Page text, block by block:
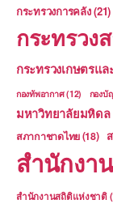
กระทรวงการคลัง(21)
กระทรวง
กระทรวงเกษตรแ
กองทัพอากาศ(12) กองบั
มหาวิทยาลัยมหิดล
สภากาชาดไทย(18)
สำนักงา
สำนักงานสถิติแห่งชาติ